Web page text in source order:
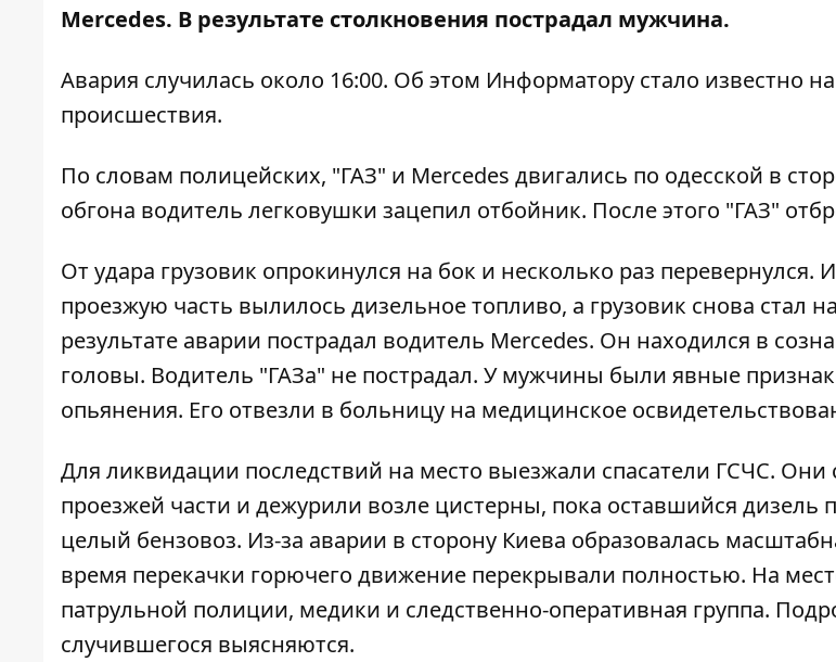
Mercedes. В результате столкновения пострадал мужчина.
Авария случилась около 16:00. Об этом Информатору стало известно
происшествия.
По словам полицейских, "ГАЗ" и Mercedes двигались по одесской в
обгона водитель легковушки зацепил отбойник. После этого "ГАЗ"
От удара грузовик опрокинулся на бок и несколько раз перевернулся.
проезжую часть вылилось дизельное топливо, а грузовик снова стал
результате аварии пострадал водитель Mercedes. Он находился в
головы. Водитель "ГАЗа" не пострадал. У мужчины были явные
опьянения. Его отвезли в больницу на медицинское
Для ликвидации последствий на место выезжали спасатели ГСЧС.
проезжей части и дежурили возле цистерны, пока оставшийся дизель
целый бензовоз. Из-за аварии в сторону Киева образовалась
время перекачки горючего движение перекрывали полностью. На
патрульной полиции, медики и следственно-оперативная группа.
случившегося выясняются.